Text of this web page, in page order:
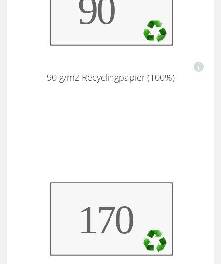
90 g/m2 Recyclingpapier (100%)